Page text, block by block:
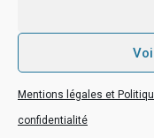
Mentions légales et
confidentialité
EDITIONS KIMÉ